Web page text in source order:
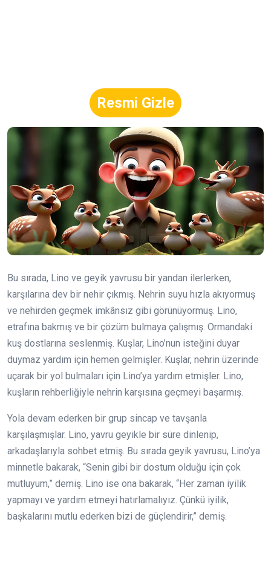
Resmi Gizle
Bu sırada, Lino ve geyik yavrusu bir yandan ilerlerken,
karşılarına dev bir nehir çıkmış. Nehrin suyu hızla akıyormuş
ve nehirden geçmek imkânsız gibi görünüyormuş. Lino,
etrafına bakmış ve bir çözüm bulmaya çalışmış. Ormandaki
kuş dostlarına seslenmiş. Kuşlar, Lino’nun isteğini duyar
duymaz yardım için hemen gelmişler. Kuşlar, nehrin üzerinde
uçarak bir yol bulmaları için Lino’ya yardım etmişler. Lino,
kuşların rehberliğiyle nehrin karşısına geçmeyi başarmış.
Yola devam ederken bir grup sincap ve tavşanla
karşılaşmışlar. Lino, yavru geyikle bir süre dinlenip,
arkadaşlarıyla sohbet etmiş. Bu sırada geyik yavrusu, Lino’ya
minnetle bakarak, “Senin gibi bir dostum olduğu için çok
mutluyum,” demiş. Lino ise ona bakarak, “Her zaman iyilik
yapmayı ve yardım etmeyi hatırlamalıyız. Çünkü iyilik,
başkalarını mutlu ederken bizi de güçlendirir,” demiş.